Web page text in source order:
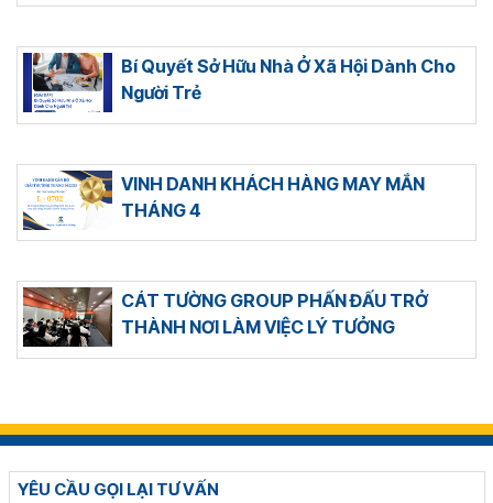
Bí Quyết Sở Hữu Nhà Ở Xã Hội Dành Cho
Người Trẻ
VINH DANH KHÁCH HÀNG MAY MẮN
THÁNG 4
CÁT TƯỜNG GROUP PHẤN ĐẤU TRỞ
THÀNH NƠI LÀM VIỆC LÝ TƯỞNG
YÊU CẦU GỌI LẠI TƯ VẤN